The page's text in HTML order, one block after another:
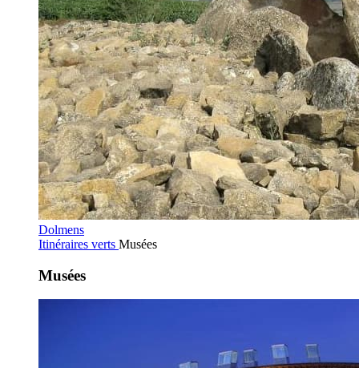
Dolmens
Itinéraires verts Musées
Musées